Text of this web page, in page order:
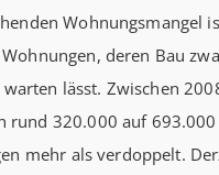
Wohnungsmangel
deren Bau
lässt. Zwischen
rund 320.000 auf
mehr als verdoppelt.